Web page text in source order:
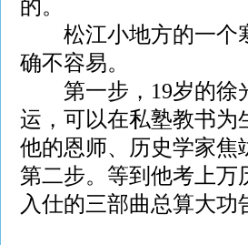
的。
松江小地方的一个
确不容易。
第一步，19岁的徐
运，可以在私塾教书为
他的恩师、历史学家焦
第二步。等到他考上万
入仕的三部曲总算大功